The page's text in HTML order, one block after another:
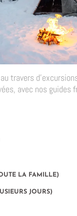
travers
avec nos guides
LA FAMILLE)
JOURS)